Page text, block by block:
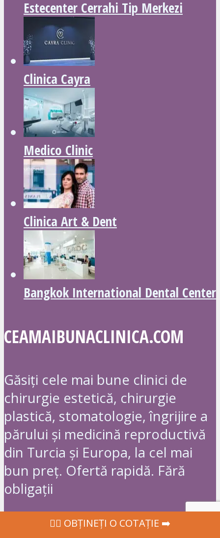
Estecenter Cerrahi Tip Merkezi
Clinica Cayra
Medico Clinic
Clinica Art & Dent
Bangkok International Dental Center
CEAMAIBUNACLINICA.COM
Găsiți cele mai bune clinici de
chirurgie estetică, chirurgie
plastică, stomatologie, îngrijire a
părului și medicină reproductivă
din Turcia și Europa, la cel mai
bun preț. Ofertă rapidă. Fără
obligații
TOP 10 CERERI
‍👩‍⚕ OBȚINEȚI O COTAȚIE ➡️